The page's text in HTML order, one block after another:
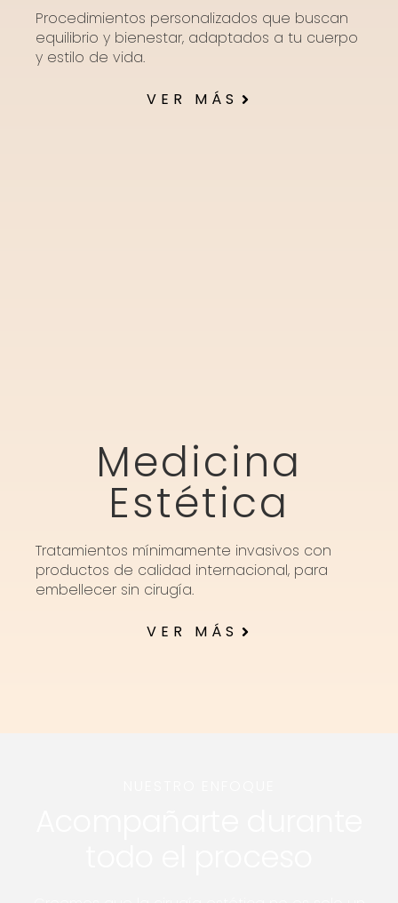
Procedimientos personalizados que buscan
equilibrio y bienestar, adaptados a tu cuerpo
y estilo de vida.
VER MÁS
Medicina
Estética
Tratamientos mínimamente invasivos con
productos de calidad internacional, para
embellecer sin cirugía.
VER MÁS